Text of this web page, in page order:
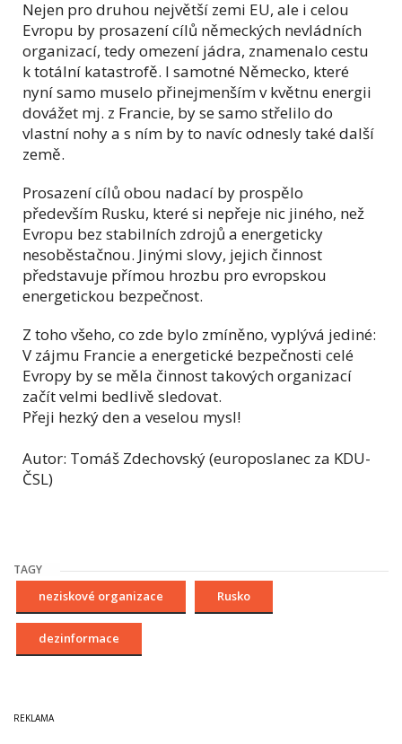
Nejen pro druhou největší zemi EU, ale i celou
Evropu by prosazení cílů německých nevládních
organizací, tedy omezení jádra, znamenalo cestu
k totální katastrofě. I samotné Německo, které
nyní samo muselo přinejmenším v květnu energii
dovážet mj. z Francie, by se samo střelilo do
vlastní nohy a s ním by to navíc odnesly také další
země.
Prosazení cílů obou nadací by prospělo
především Rusku, které si nepřeje nic jiného, než
Evropu bez stabilních zdrojů a energeticky
nesoběstačnou. Jinými slovy, jejich činnost
představuje přímou hrozbu pro evropskou
energetickou bezpečnost.
Z toho všeho, co zde bylo zmíněno, vyplývá jediné:
V zájmu Francie a energetické bezpečnosti celé
Evropy by se měla činnost takových organizací
začít velmi bedlivě sledovat.
Přeji hezký den a veselou mysl!
Autor: Tomáš Zdechovský (europoslanec za KDU-
ČSL)
TAGY
neziskové organizace Rusko
dezinformace